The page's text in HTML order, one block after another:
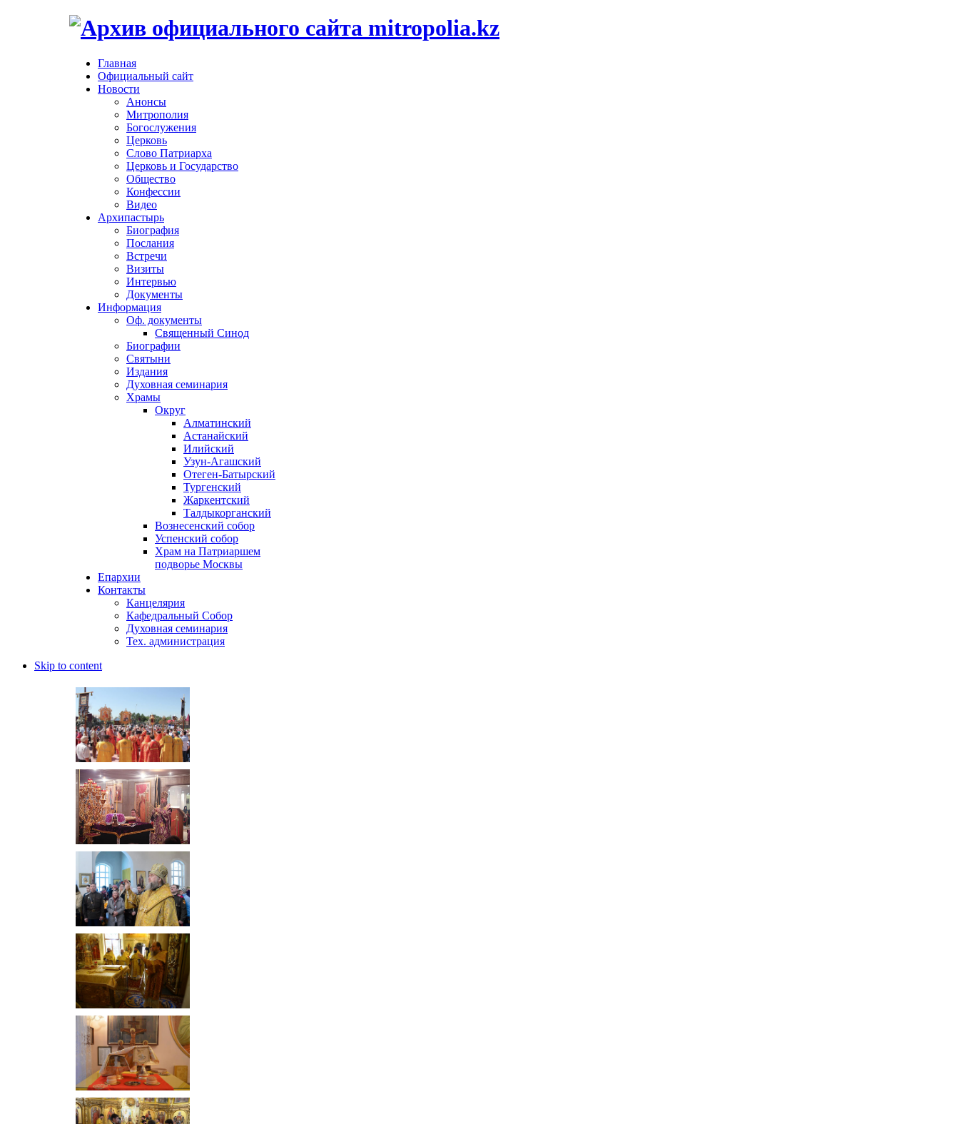
Главная
Официальный сайт
Новости
Анонсы
Митрополия
Богослужения
Церковь
Слово Патриарха
Церковь и Государство
Общество
Конфессии
Видео
Архипастырь
Биография
Послания
Встречи
Визиты
Интервью
Документы
Информация
Оф. документы
Священный Синод
Биографии
Святыни
Издания
Духовная семинария
Храмы
Округ
Алматинский
Астанайский
Илийский
Узун-Агашский
Отеген-Батырский
Тургенский
Жаркентский
Талдыкорганский
Вознесенский собор
Успенский собор
Храм на Патриаршем
подворье Москвы
Епархии
Контакты
Канцелярия
Кафедральный Собор
Духовная семинария
Тех. администрация
Skip to content